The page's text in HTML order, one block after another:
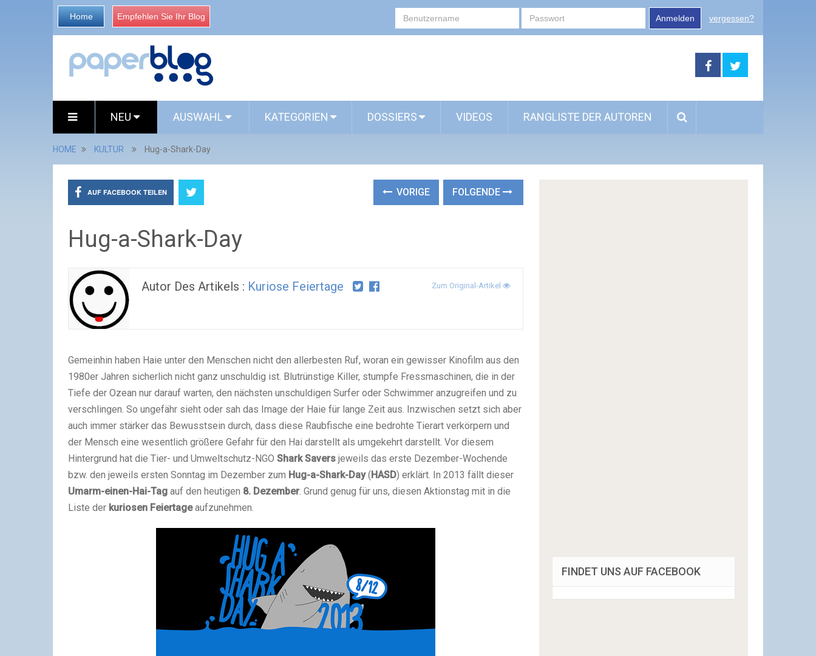
Home Empfehlen Sie Ihr Blog Anmelden vergessen?
NEU AUSWAHL KATEGORIEN DOSSIERS VIDEOS RANGLISTE DER AUTOREN
HOME KULTUR Hug-a-Shark-Day
AUF FACEBOOK TEILEN VORIGE FOLGENDE
Hug-a-Shark-Day
Autor Des Artikels : Kuriose Feiertage Zum Original-Artikel
Gemeinhin haben Haie unter den Menschen nicht den allerbesten Ruf, woran ein gewisser Kinofilm aus den
1980er Jahren sicherlich nicht ganz unschuldig ist. Blutrünstige Killer, stumpfe Fressmaschinen, die in der
Tiefe der Ozean nur darauf warten, den nächsten unschuldigen Surfer oder Schwimmer anzugreifen und zu
verschlingen. So ungefähr sieht oder sah das Image der Haie für lange Zeit aus. Inzwischen setzt sich aber
auch immer stärker das Bewusstsein durch, dass diese Raubfische eine bedrohte Tierart verkörpern und
der Mensch eine wesentlich größere Gefahr für den Hai darstellt als umgekehrt darstellt. Vor diesem
Hintergrund hat die Tier- und Umweltschutz-NGO Shark Savers jeweils das erste Dezember-Wochende
bzw. den jeweils ersten Sonntag im Dezember zum Hug-a-Shark-Day(HASD) erklärt. In 2013 fällt dieser
Umarm-einen-Hai-Tag auf den heutigen 8. Dezember. Grund genug für uns, diesen Aktionstag mit in die
Liste der kuriosen Feiertageaufzunehmen.
FINDET UNS AUF FACEBOOK